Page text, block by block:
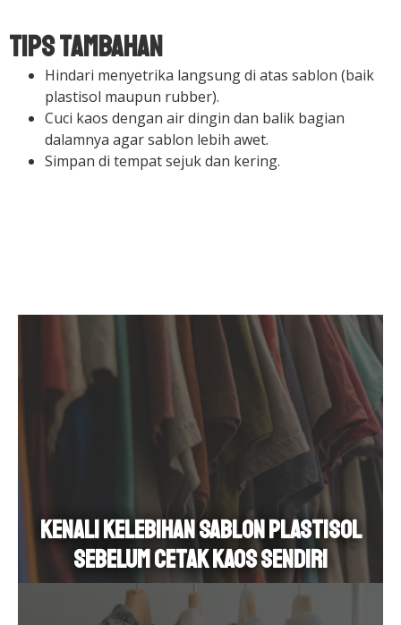
Tips Tambahan
Hindari menyetrika langsung di atas sablon (baik
plastisol maupun rubber).
Cuci kaos dengan air dingin dan balik bagian
dalamnya agar sablon lebih awet.
Simpan di tempat sejuk dan kering.
Kenali Kelebihan Sablon Plastisol
Sebelum Cetak Kaos Sendiri